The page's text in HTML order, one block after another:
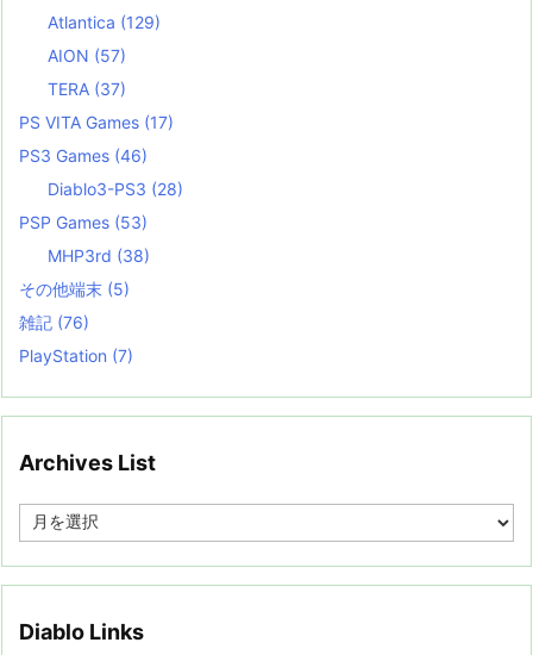
Atlantica (129)
AION (57)
TERA (37)
PS VITA Games (17)
PS3 Games (46)
Diablo3-PS3 (28)
PSP Games (53)
MHP3rd (38)
その他端末 (5)
雑記 (76)
PlayStation (7)
Archives List
e
Diablo Links